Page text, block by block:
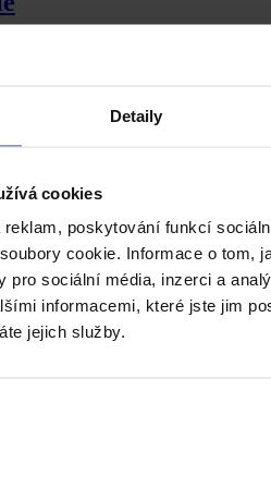
Detaily
cookies
reklam, poskytování funkcí
cookie. Informace o tom,
pro sociální média, inzerci a
informacemi, které jste jim
jejich služby.
orgánu na ochranu práv
zastat civilní soudy
00:00